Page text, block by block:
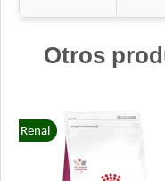
Otros
Renal